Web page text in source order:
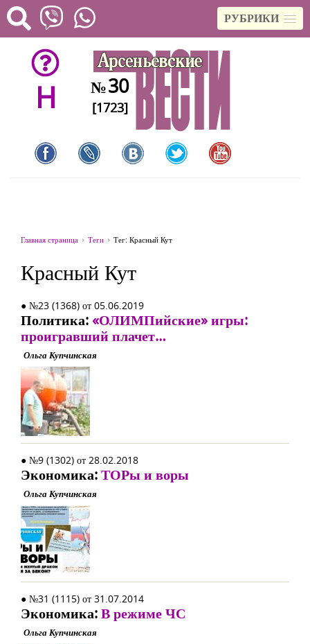
РУБРИКИ
H №30
[1723]
Главная страница Теги Тег: Красный Кут
Красный Кут
● №23 (1368) от 05.06.2019
Политика:«ОЛИМПийские» игры:
проигравший плачет…
Ольга Купчинская
● №9 (1302) от 28.02.2018
Экономика:ТОРы и воры
Ольга Купчинская
● №31 (1115) от 31.07.2014
Экономика:В режиме ЧС
Ольга Купчинская